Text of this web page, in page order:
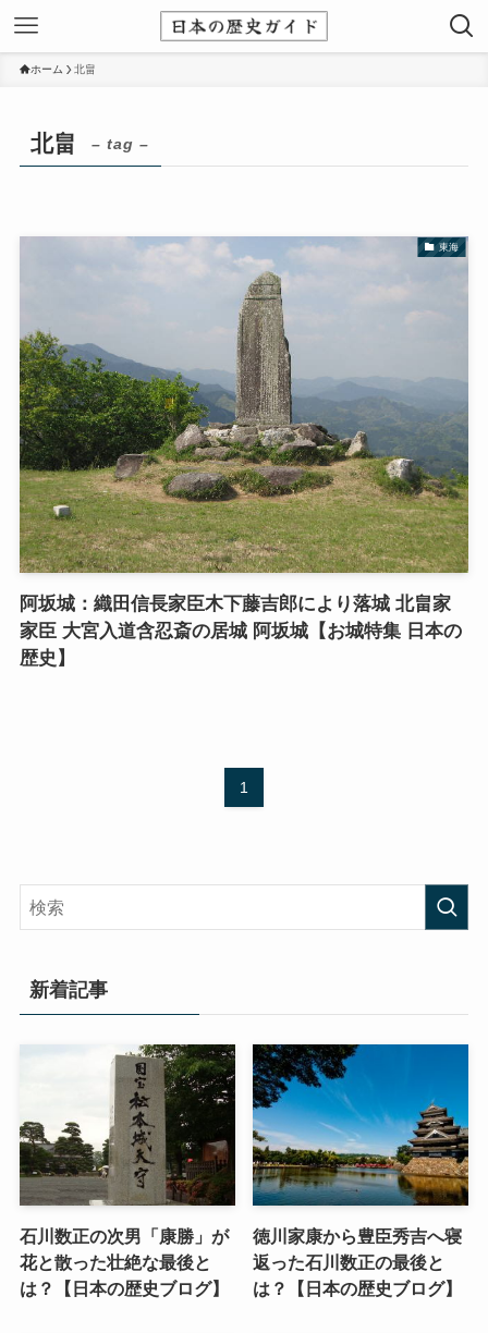
ホーム 北畠
北畠 – tag –
東海
阿坂城：織田信長家臣木下藤吉郎により落城 北畠家
家臣 大宮入道含忍斎の居城 阿坂城【お城特集 日本の
歴史】
1
新着記事
石川数正の次男「康勝」が
花と散った壮絶な最後と
は？【日本の歴史ブログ】
徳川家康から豊臣秀吉へ寝
返った石川数正の最後と
は？【日本の歴史ブログ】